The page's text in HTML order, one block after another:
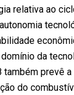
relativa ao
da
prevê a
do